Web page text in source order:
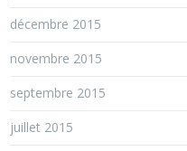
décembre 2015
novembre 2015
septembre 2015
juillet 2015